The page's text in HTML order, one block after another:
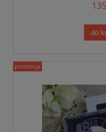
do
promocja